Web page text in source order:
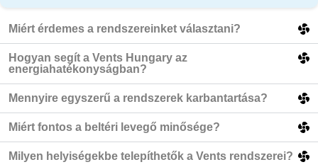
Miért érdemes a rendszereinket választani?
Hogyan segít a Vents Hungary az
energiahatékonyságban?
Mennyire egyszerű a rendszerek karbantartása?
Miért fontos a beltéri levegő minősége?
Milyen helyiségekbe telepíthetők a Vents rendszerei?